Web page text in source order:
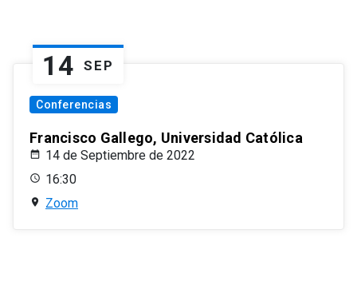
14 SEP
Conferencias
Francisco Gallego, Universidad Católica
14 de Septiembre de 2022
16:30
Zoom